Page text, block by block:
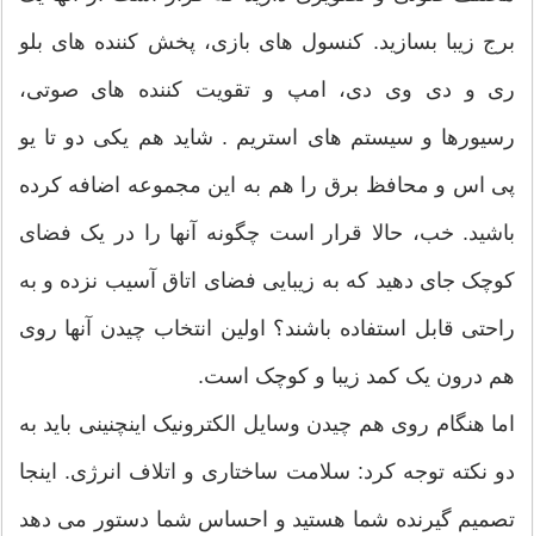
برج زیبا بسازید. کنسول های بازی، پخش کننده های بلو
ری و دی وی دی، امپ و تقویت کننده های صوتی،
رسیورها و سیستم های استریم . شاید هم یکی دو تا یو
پی اس و محافظ برق را هم به این مجموعه اضافه کرده
باشید. خب، حالا قرار است چگونه آنها را در یک فضای
کوچک جای دهید که به زیبایی فضای اتاق آسیب نزده و به
راحتی قابل استفاده باشند؟ اولین انتخاب چیدن آنها روی
هم درون یک کمد زیبا و کوچک است.
اما هنگام روی هم چیدن وسایل الکترونیک اینچنینی باید به
دو نکته توجه کرد: سلامت ساختاری و اتلاف انرژی. اینجا
تصمیم گیرنده شما هستید و احساس شما دستور می دهد